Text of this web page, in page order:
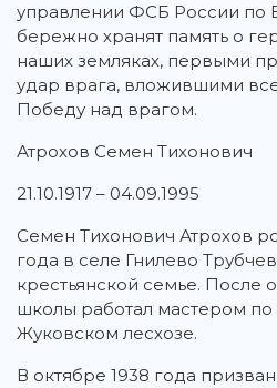
управлении ФСБ России по
бережно хранят память о
наших земляках, первыми
удар врага, вложившими
Победу над врагом.
Атрохов Семен Тихонович
21.10.1917 – 04.09.1995
Семен Тихонович Атрохов
года в селе Гнилево
крестьянской семье. После
школы работал мастером по
Жуковском лесхозе.
В октябре 1938 года